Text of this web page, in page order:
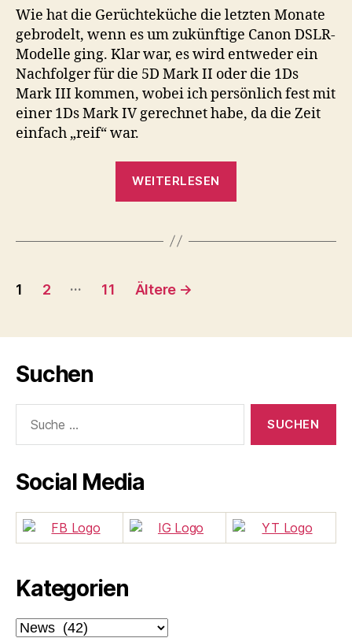
ist
aus
dem
Sack
–
Canon
EOS
vorgestellt
Wie hat die Gerüchteküche die letzten Monate
gebrodelt, wenn es um zukünftige Canon DSLR-
Modelle ging. Klar war, es wird entweder ein
Nachfolger für die 5D Mark II oder die 1Ds
Mark III kommen, wobei ich persönlich fest mit
einer 1Ds Mark IV gerechnet habe, da die Zeit
einfach „reif“ war.
WEITERLESEN
EOS
vorgestellt“
Seitennummerierung
Beiträge
1 2 … 11 Ältere →
Suchen
nach:
Social Media
Kategorien
Kategorien